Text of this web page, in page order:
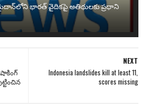
మైదాన్‌లోని భారత్ వైదికపై అతిథులకు ప్రధాని
NEXT
Indonesia landslides kill at least 11,
scores missing